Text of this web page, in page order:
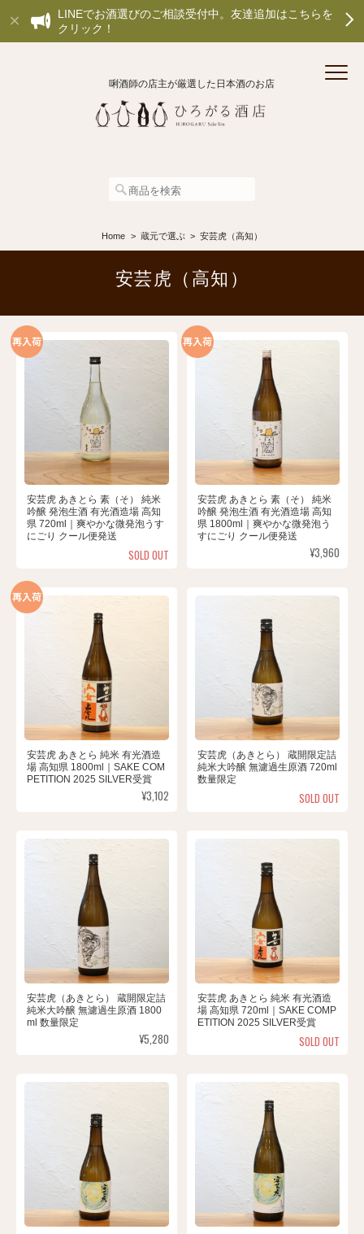
LINEでお酒選びのご相談受付中。友達追加はこちらを
クリック！
唎酒師の店主が厳選した日本酒のお店
Home 蔵元で選ぶ 安芸虎（高知）
安芸虎（高知）
安芸虎 あきとら 素（そ） 純米
吟醸 発泡生酒 有光酒造場 高知
県 720ml｜爽やかな微発泡うす
にごり クール便発送
SOLD OUT
安芸虎 あきとら 素（そ） 純米
吟醸 発泡生酒 有光酒造場 高知
県 1800ml｜爽やかな微発泡う
すにごり クール便発送
¥3,960
安芸虎 あきとら 純米 有光酒造
場 高知県 1800ml｜SAKE COM
PETITION 2025 SILVER受賞
¥3,102
安芸虎（あきとら） 蔵開限定詰
純米大吟醸 無濾過生原酒 720ml
数量限定
SOLD OUT
安芸虎（あきとら） 蔵開限定詰
純米大吟醸 無濾過生原酒 1800
ml 数量限定
¥5,280
安芸虎 あきとら 純米 有光酒造
場 高知県 720ml｜SAKE COMP
ETITION 2025 SILVER受賞
SOLD OUT